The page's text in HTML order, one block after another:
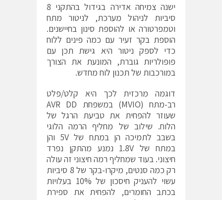
ישנה צמיחה אדירה בגידול בהתקני 8
סיביות לניהול מערכת, לניטור מתח
וטמפרטורה או להוספת סינון בחיישנים.
הוספת בקר זעיר עם כמה פינים ללוח
כדי לספק ניטור היא גישת תכן עם
פופולריות גוברת, המונעת את הצורך
במורכבות של תכנון לוח מחדש.
דוגמה מרכזית לכך היא קלט/פלט
רב-מתח (MVIO) במשפחת AVR DD
שעוזר להפחית את טביעת הרגל של
הלוח. שילוב של מחליף הרמה הלוגי
בשבב לתמיכה הן במתח של 5V והן
במתח של 1.8V נמנע מהתקן נפרד
חיצוני. בעוד שמחליף רמה חיצוני זה עולה
רק כמה סנטים, מיקרו-בקר של 8 סיביות
עשוי להעניק חיסכון של 10% בעלויות
בכתב החומרים, להפחית את ספירת